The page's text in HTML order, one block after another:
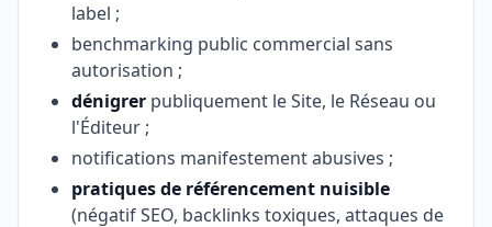
label ;
benchmarking public commercial sans
autorisation ;
dénigrer publiquement le Site, le Réseau ou
l'Éditeur ;
notifications manifestement abusives ;
pratiques de référencement nuisible
(négatif SEO, backlinks toxiques, attaques de